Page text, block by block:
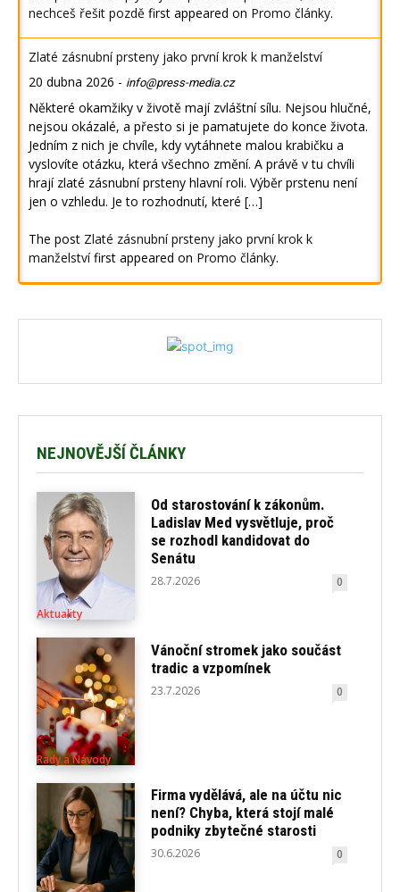
nechceš řešit pozdě first appeared on Promo články.
Zlaté zásnubní prsteny jako první krok k manželství
20 dubna 2026 - info@press-media.cz
Některé okamžiky v životě mají zvláštní sílu. Nejsou hlučné,
nejsou okázalé, a přesto si je pamatujete do konce života.
Jedním z nich je chvíle, kdy vytáhnete malou krabičku a
vyslovíte otázku, která všechno změní. A právě v tu chvíli
hrají zlaté zásnubní prsteny hlavní roli. Výběr prstenu není
jen o vzhledu. Je to rozhodnutí, které […]
The post Zlaté zásnubní prsteny jako první krok k
manželstvífirst appeared on Promo články.
NEJNOVĚJŠÍ ČLÁNKY
Aktuality
Od starostování k zákonům.
Ladislav Med vysvětluje, proč
se rozhodl kandidovat do
Senátu
28.7.2026 0
Rady a Návody
Vánoční stromek jako součást
tradic a vzpomínek
23.7.2026 0
Firma vydělává, ale na účtu nic
není? Chyba, která stojí malé
podniky zbytečné starosti
30.6.2026 0